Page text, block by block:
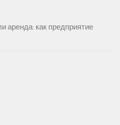
аренда: как предприятие